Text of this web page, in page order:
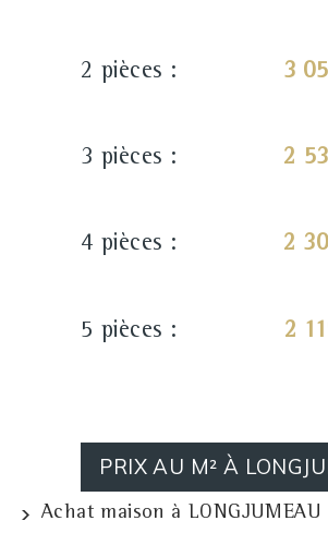
2 pièces : 3
3 pièces : 2
4 pièces : 2
5 pièces : 2
PRIX AU M² À
Achat maison à LONGJUMEAU